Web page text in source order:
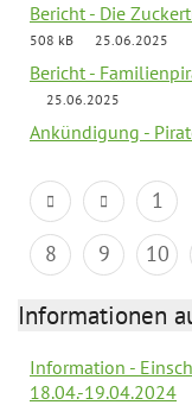
Bericht - Die
508 kB
25.06.2025
Bericht -
25.06.2025
Ankündigung -
1
8
9 10
Informationen
Information -
18.04.-19.04.2024